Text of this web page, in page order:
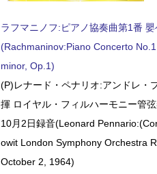
ラフマニノフ:ピアノ協奏曲第1番
(Rachmaninov:Piano Concerto
minor, Op.1)
(P)レナード・ペナリオ:アンドレ・
揮 ロイヤル・フィルハーモニー管
10月2日録音(Leonard
owit London Symphony Orchestra
October 2, 1964)